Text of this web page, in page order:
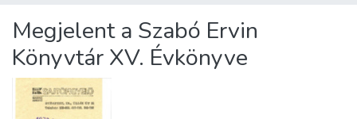
About us
Megjelent a Szabó Ervin
Könyvtár XV. Évkönyve